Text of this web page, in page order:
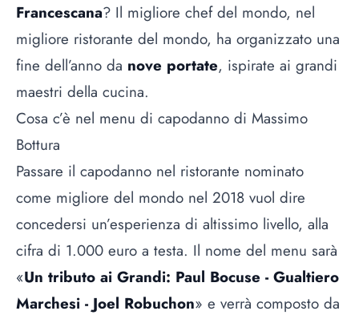
Francescana? Il migliore chef del mondo, nel
migliore ristorante del mondo, ha organizzato una
fine dell’anno da nove portate, ispirate ai grandi
maestri della cucina.
Cosa c’è nel menu di capodanno di Massimo
Bottura
Passare il capodanno nel ristorante nominato
come migliore del mondo nel 2018 vuol dire
concedersi un’esperienza di altissimo livello, alla
cifra di 1.000 euro a testa. Il nome del menu sarà
«Un tributo ai Grandi: Paul Bocuse - Gualtiero
Marchesi - Joel Robuchon» e verrà composto da